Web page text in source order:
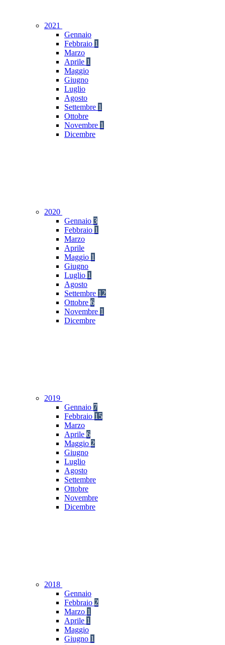
2021
Gennaio
Febbraio 1
Marzo
Aprile 1
Maggio
Giugno
Luglio
Agosto
Settembre 1
Ottobre
Novembre 1
Dicembre
2020
Gennaio 3
Febbraio 1
Marzo
Aprile
Maggio 1
Giugno
Luglio 1
Agosto
Settembre 12
Ottobre 6
Novembre 1
Dicembre
2019
Gennaio 7
Febbraio 15
Marzo
Aprile 6
Maggio 2
Giugno
Luglio
Agosto
Settembre
Ottobre
Novembre
Dicembre
2018
Gennaio
Febbraio 2
Marzo 1
Aprile 1
Maggio
Giugno 1